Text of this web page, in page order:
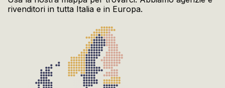
rivenditori in tutta Italia e in Europa.